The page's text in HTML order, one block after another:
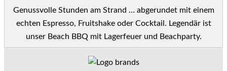
Genussvolle Stunden am Strand … abgerundet mit einem
echten Espresso, Fruitshake oder Cocktail. Legendär ist
unser Beach BBQ mit Lagerfeuer und Beachparty.